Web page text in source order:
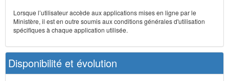
Lorsque l’utilisateur accède aux applications mises en ligne par le
Ministère, il est en outre soumis aux conditions générales d'utilisation
spécifiques à chaque application utilisée.
Disponibilité et évolution